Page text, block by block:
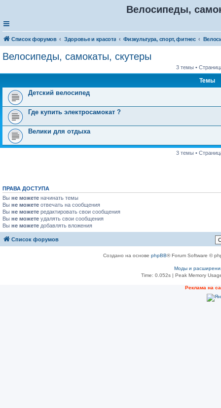
Велосипеды,
Список форумов Здоровье и красота Физкультура, спорт, фитнес
Велосипеды, самокаты, скутеры
3 темы •
Темы
Детский велосипед
Где купить электросамокат ?
Велики для отдыха
3 темы •
ПРАВА ДОСТУПА
Вы не можете начинать темы
Вы не можете отвечать на сообщения
Вы не можете редактировать свои сообщения
Вы не можете удалять свои сообщения
Вы не можете добавлять вложения
Список форумов
Создано на основе phpBB® Forum Software ©
Моды и
Time: 0.052s| Peak Memory
Реклама на